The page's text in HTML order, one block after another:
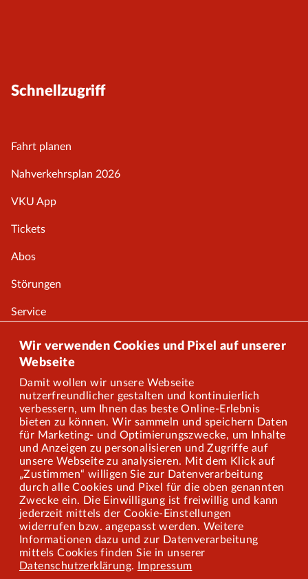
Wir verwenden Cookies und Pixel auf unserer
Webseite
Damit wollen wir unsere Webseite
nutzerfreundlicher gestalten und kontinuierlich
verbessern, um Ihnen das beste Online-Erlebnis
bieten zu können. Wir sammeln und speichern Daten
für Marketing- und Optimierungszwecke, um Inhalte
und Anzeigen zu personalisieren und Zugriffe auf
unsere Webseite zu analysieren. Mit dem Klick auf
„Zustimmen“ willigen Sie zur Datenverarbeitung
durch alle Cookies und Pixel für die oben genannten
Zwecke ein. Die Einwilligung ist freiwillig und kann
jederzeit mittels der Cookie-Einstellungen
widerrufen bzw. angepasst werden. Weitere
Informationen dazu und zur Datenverarbeitung
mittels Cookies finden Sie in unserer
Datenschutzerklärung. Impressum
Schnellzugriff
Fahrt planen
Nahverkehrsplan 2026
VKU App
Tickets
Abos
Störungen
Service
Onlineshop
Über uns
Karriere
Presse
Mitarbeiterportal
Barrierefreiheit
Mobilität lernen